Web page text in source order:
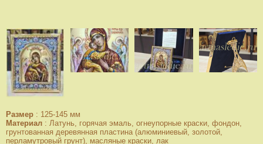
Размер : 125-145 мм
Материал : Латунь, горячая эмаль, огнеупорные краски, фондон,
грунтованная деревянная пластина (алюминиевый, золотой,
перламутровый грунт), масляные краски, лак